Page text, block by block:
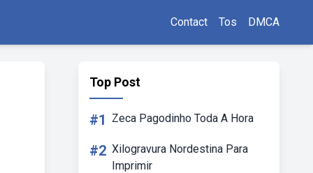
Contact Tos DMCA
Top Post
#1 Zeca Pagodinho Toda A Hora
#2 Xilogravura Nordestina Para
Imprimir